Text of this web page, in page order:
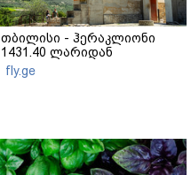
თბილისი - ჰერაკლიონი
1431.40 ლარიდან
fly.ge